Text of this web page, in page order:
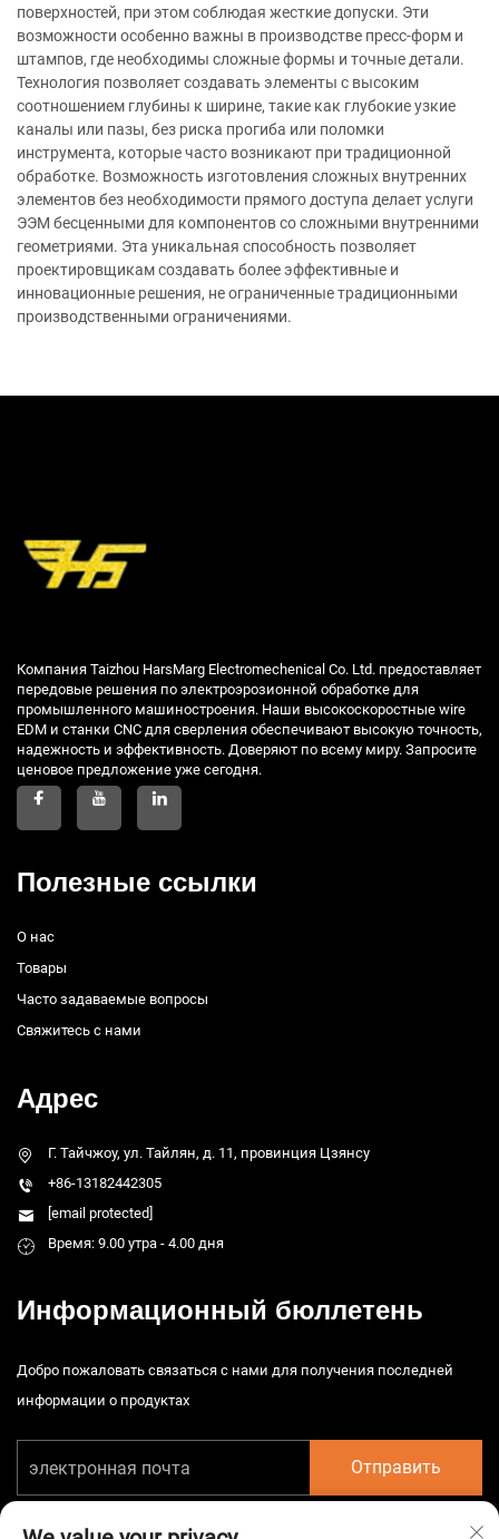
поверхностей, при этом соблюдая жесткие допуски. Эти
возможности особенно важны в производстве пресс-форм и
штампов, где необходимы сложные формы и точные детали.
Технология позволяет создавать элементы с высоким
соотношением глубины к ширине, такие как глубокие узкие
каналы или пазы, без риска прогиба или поломки
инструмента, которые часто возникают при традиционной
обработке. Возможность изготовления сложных внутренних
элементов без необходимости прямого доступа делает услуги
ЭЭМ бесценными для компонентов со сложными внутренними
геометриями. Эта уникальная способность позволяет
проектировщикам создавать более эффективные и
инновационные решения, не ограниченные традиционными
производственными ограничениями.
Компания Taizhou HarsMarg Electromechenical Co. Ltd. предоставляет
передовые решения по электроэрозионной обработке для
промышленного машиностроения. Наши высокоскоростные wire
EDM и станки CNC для сверления обеспечивают высокую точность,
надежность и эффективность. Доверяют по всему миру. Запросите
ценовое предложение уже сегодня.
Полезные ссылки
О нас
Товары
Часто задаваемые вопросы
Свяжитесь с нами
Адрес
Г. Тайчжоу, ул. Тайлян, д. 11, провинция Цзянсу
+86-13182442305
[email protected]
Время: 9.00 утра - 4.00 дня
Информационный бюллетень
Добро пожаловать связаться с нами для получения последней
информации о продуктах
Отправить